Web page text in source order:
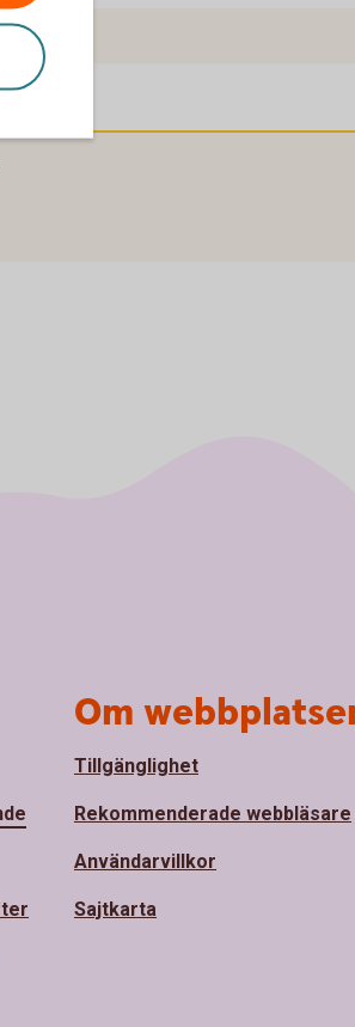
Om
Tillgänglighet
Rekommenderade webbläsare
Användarvillkor
Sajtkarta